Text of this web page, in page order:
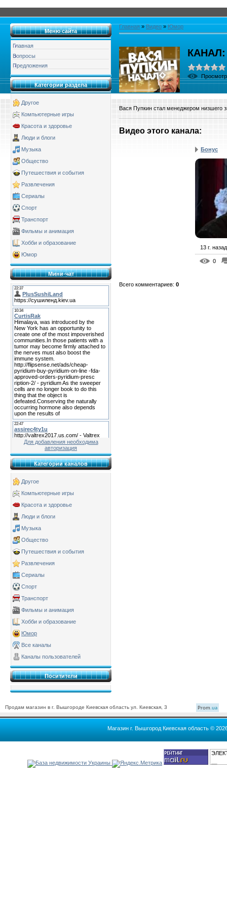
Меню сайта
Главная
Вопросы
Предложения
Категории раздела
Другое
Компьютерные игры
Красота и здоровье
Люди и блоги
Музыка
Общество
Путешествия и события
Развлечения
Сериалы
Спорт
Транспорт
Фильмы и анимация
Хобби и образование
Юмор
Мини-чат
Для добавления необходима
авторизация
Категории каналов
Другое
Компьютерные игры
Красота и здоровье
Люди и блоги
Музыка
Общество
Путешествия и события
Развлечения
Сериалы
Спорт
Транспорт
Фильмы и анимация
Хобби и образование
Юмор
Все каналы
Каналы пользователей
Поситители
Главная » Видео » Юмор
Вася Пупкин стал менеджером низшего
Видео этого канала:
Бонус
13 г. назад
0
Всего комментариев: 0
Продам магазин в г. Вышгороде Киевская область ул. Киевская, 3 Prom.ua
Магазин г. Вышгород Киевская область ©